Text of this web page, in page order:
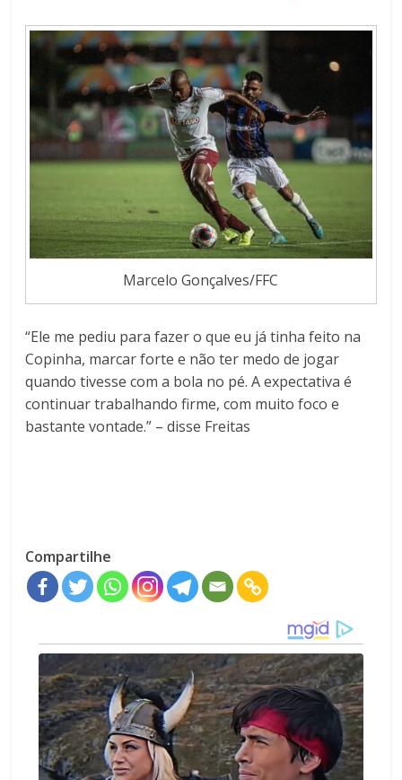
Marcelo Gonçalves/FFC
“Ele me pediu para fazer o que eu já tinha feito na
Copinha, marcar forte e não ter medo de jogar
quando tivesse com a bola no pé. A expectativa é
continuar trabalhando firme, com muito foco e
bastante vontade.” – disse Freitas
Compartilhe